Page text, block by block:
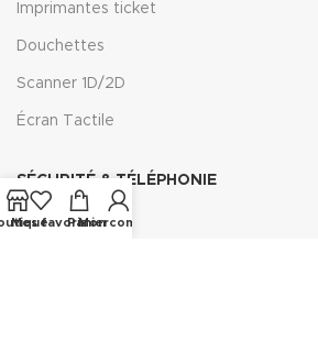
Imprimantes ticket
Douchettes
Scanner 1D/2D
Écran Tactile
SÉCURITÉ & TÉLÉPHONIE
Cameras
Mes favorisPanier
Mon compte